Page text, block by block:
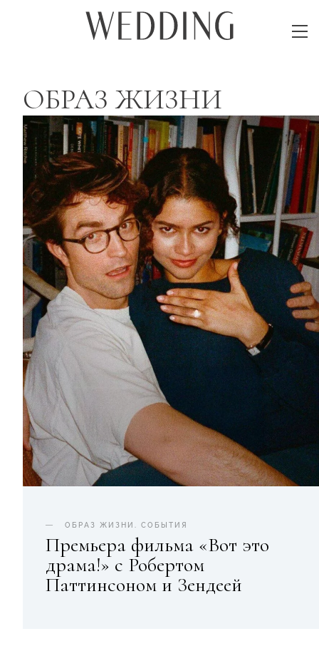
ОБРАЗ ЖИЗНИ
ОБРАЗ ЖИЗНИ СОБЫТИЯ
Премьера фильма «Вот это
драма!» с Робертом
Паттинсоном и Зендеей